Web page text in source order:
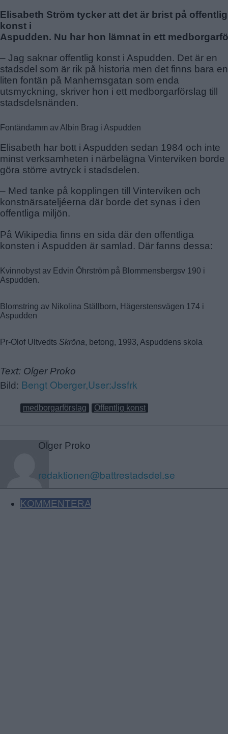
Elisabeth Ström tycker att det är brist på offentlig
konst i
Aspudden. Nu har hon lämnat in ett
– Jag saknar offentlig konst i Aspudden. Det är en
stadsdel som är rik på historia men det finns bara en
liten fontän på Manhemsgatan som enda
utsmyckning, skriver hon i ett medborgarförslag till
stadsdelsnänden.
Fontändamm av Albin Brag i Aspudden
Elisabeth har bott i Aspudden sedan 1984 och inte
minst verksamheten i närbelägna Vinterviken borde
göra större avtryck i stadsdelen.
– Med tanke på kopplingen till Vinterviken och
konstnärsateljéerna där borde det synas i den
offentliga miljön.
På Wikipedia finns en sida där den offentliga
konsten i Aspudden är samlad. Där fanns dessa:
Kvinnobyst av Edvin Öhrström på Blommensbergsv 190 i
Aspudden.
Blomstring av Nikolina Ställborn, Hägerstensvägen 174 i
Aspudden
Pr-Olof Ultvedts Skröna, betong, 1993, Aspuddens skola
Text: Olger Proko
Bild: Bengt Oberger,User:Jssfrk
medborgarförslag Offentlig konst
Olger Proko
redaktionen@battrestadsdel.se
KOMMENTERA